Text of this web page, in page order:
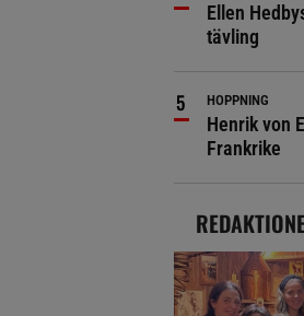
Ellen
tävling
HOPPNING
Henrik von
Frankrike